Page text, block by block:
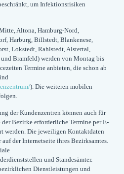
um Infektionsrisiken
Altona, Hamburg-Nord,
Harburg, Billstedt, Blankenese,
Lokstedt, Rahlstedt, Alstertal,
Bramfeld) werden von Montag bis
Termine anbieten, die schon ab
). Die weiteren mobilen
der Kundenzentren können auch für
Bezirke erforderliche Termine per E-
werden. Die jeweiligen Kontaktdaten
der Internetseite ihres Bezirksamtes.
und Standesämter.
Dienstleistungen und